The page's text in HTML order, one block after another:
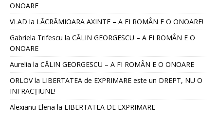
ONOARE
VLAD la LĂCRĂMIOARA AXINTE – A FI ROMÂN E O ONOARE!
Gabriela Trifescu la CĂLIN GEORGESCU – A FI ROMÂN E O
ONOARE
Aurelia la CĂLIN GEORGESCU – A FI ROMÂN E O ONOARE
ORLOVla LIBERTATEA de EXPRIMARE este un DREPT, NU O
INFRACȚIUNE!
Alexianu Elena la LIBERTATEA DE EXPRIMARE